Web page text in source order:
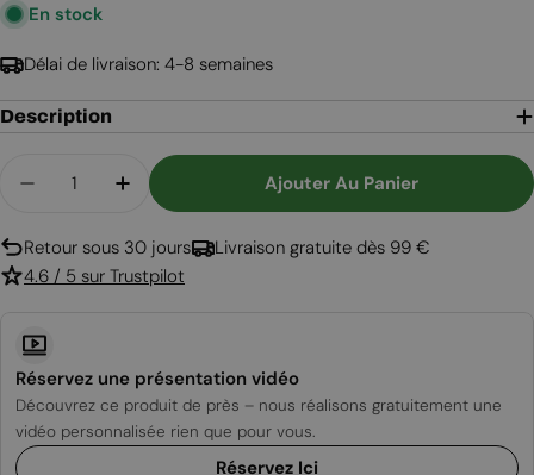
régulier
En stock
Délai de livraison: 4-8 semaines
Description
Diminuer La Quantité Pour Housse De
Augmenter La Quantité Pour Housse
Ajouter Au Panier
Retour sous 30 jours
Livraison gratuite dès 99 €
4.6 / 5 sur Trustpilot
Réservez une présentation vidéo
Découvrez ce produit de près – nous réalisons gratuitement une
vidéo personnalisée rien que pour vous.
Réservez Ici